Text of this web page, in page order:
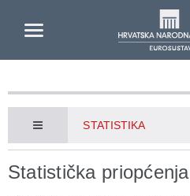
STATISTIKA
Statistička priopćenja